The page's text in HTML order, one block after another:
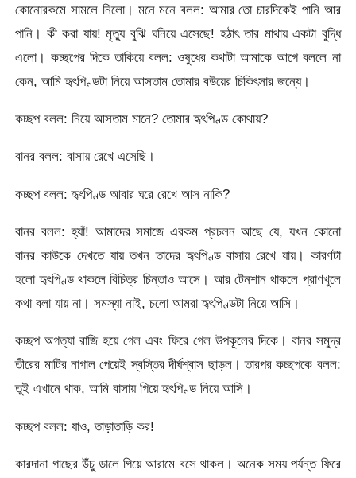
কোনোরকমে সামলে নিলো। মনে মনে বলল: আমার তো চারদিকেই পানি আর
পানি। কী করা যায়! মৃত্যু বুঝি ঘনিয়ে এসেছে! হঠাৎ তার মাথায় একটা বুদ্ধি
এলো। কচ্ছপের দিকে তাকিয়ে বলল: ওষুধের কথাটা আমাকে আগে বললে না
কেন, আমি হৃৎপিণ্ডটা নিয়ে আসতাম তোমার বউয়ের চিকিৎসার জন্যে।
কচ্ছপ বলল: নিয়ে আসতাম মানে? তোমার হৃৎপিণ্ড কোথায়?
বানর বলল: বাসায় রেখে এসেছি।
কচ্ছপ বলল: হৃৎপিণ্ড আবার ঘরে রেখে আস নাকি?
বানর বলল: হ্যাঁ! আমাদের সমাজে এরকম প্রচলন আছে যে, যখন কোনো
বানর কাউকে দেখতে যায় তখন তাদের হৃৎপিণ্ড বাসায় রেখে যায়। কারণটা
হলো হৃৎপিণ্ড থাকলে বিচিত্র চিন্তাও আসে। আর টেনশান থাকলে প্রাণখুলে
কথা বলা যায় না। সমস্যা নাই, চলো আমরা হৃৎপিণ্ডটা নিয়ে আসি।
কচ্ছপ অগত্যা রাজি হয়ে গেল এবং ফিরে গেল উপকূলের দিকে। বানর সমুদ্র
তীরের মাটির নাগাল পেয়েই স্বস্তির দীর্ঘশ্বাস ছাড়ল। তারপর কচ্ছপকে বলল:
তুই এখানে থাক, আমি বাসায় গিয়ে হৃৎপিণ্ড নিয়ে আসি।
কচ্ছপ বলল: যাও, তাড়াতাড়ি কর!
কারদানা গাছের উঁচু ডালে গিয়ে আরামে বসে থাকল। অনেক সময় পর্যন্ত ফিরে